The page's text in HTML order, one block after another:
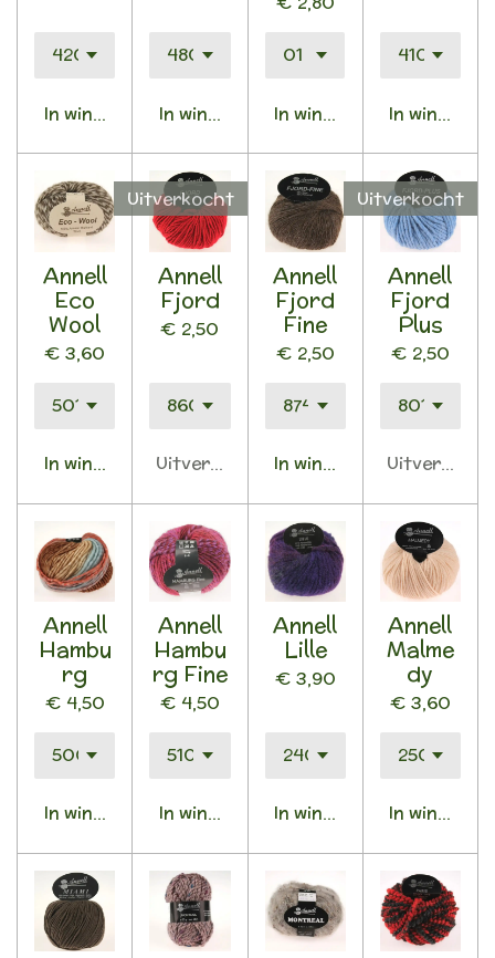
In winkelwagenIn winkelwagenIn winkelwagen
In
Annell
Eco
Wool
€ 3,60
In winkelwagen
Uitverkocht
Annell
Fjord
€ 2,50
Uitverkocht
Annell
Fjord
Fine
€ 2,50
In winkelwagen
Uitverkocht
Annell
Fjord
Plus
€ 2,50
Uitverkocht
Annell
Hambu
rg
€ 4,50
In winkelwagen
Annell
Hambu
rg Fine
€ 4,50
In winkelwagen
Annell
Lille
€ 3,90
In winkelwagen
Annell
Malme
dy
€ 3,60
In